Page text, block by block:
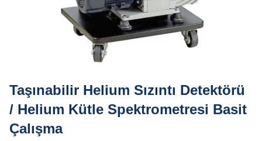
Taşınabilir Helium Sızıntı Detektörü
/ Helium Kütle Spektrometresi Basit
Çalışma